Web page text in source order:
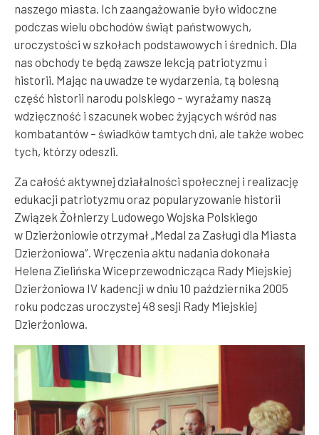
naszego miasta. Ich zaangażowanie było widoczne
podczas wielu obchodów świąt państwowych,
uroczystości w szkołach podstawowych i średnich. Dla
nas obchody te będą zawsze lekcją patriotyzmu i
historii. Mając na uwadze te wydarzenia, tą bolesną
część historii narodu polskiego – wyrażamy naszą
wdzięczność i szacunek wobec żyjących wśród nas
kombatantów – świadków tamtych dni, ale także wobec
tych, którzy odeszli.
Za całość aktywnej działalności społecznej i realizację
edukacji patriotyzmu oraz popularyzowanie historii
Związek Żołnierzy Ludowego Wojska Polskiego
w Dzierżoniowie otrzymał „Medal za Zasługi dla Miasta
Dzierżoniowa”. Wręczenia aktu nadania dokonała
Helena Zielińska Wiceprzewodnicząca Rady Miejskiej
Dzierżoniowa IV kadencji w dniu 10 października 2005
roku podczas uroczystej 48 sesji Rady Miejskiej
Dzierżoniowa.